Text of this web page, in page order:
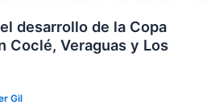
desarrollo de la Copa
Coclé, Veraguas y Los
Gil